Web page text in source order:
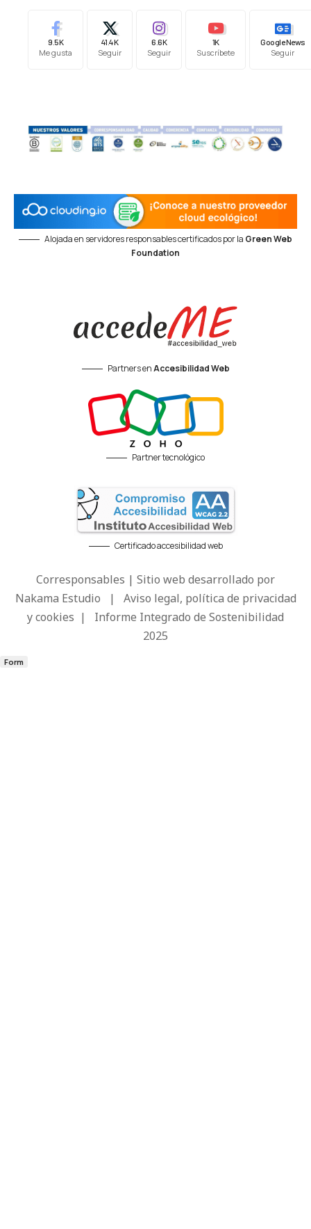
9.5K
Me gusta
41.4K
Seguir
6.6K
Seguir
1K
Suscríbete
Google News
Seguir
Alojada en servidores responsables certificados por la Green Web
Foundation
Partners enAccesibilidad Web
Partner tecnológico
Certificado accesibilidad web
Corresponsables | Sitio web desarrollado por
Nakama Estudio | Aviso legal, política de privacidad
y cookies | Informe Integrado de Sostenibilidad
2025
Form